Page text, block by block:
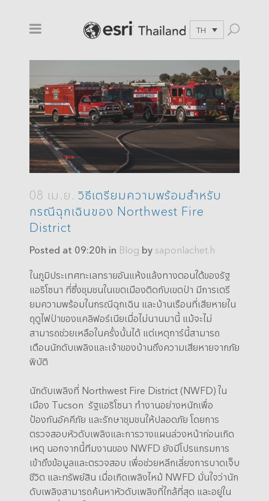
TH
08 เม.ย. วิธีเตรียมความพร้อมสำหรับ
กรณีฉุกเฉินของ Northwest Fire
District
Posted at 09:20h in Blog by saponlachet.h
ในภูมิประเทศทะเลทรายอันแห้งแล้งทางตอนใต้ของรัฐ
แอริโซนา ที่ซึ่งชุมชนในเขตเมืองติดกับเขตป่า มีการเตรี
ยมความพร้อมในกรณีฉุกเฉิน และบ้านเรือนที่เสียหายใน
ฤดูไฟป่าของแคลิฟอร์เนียเมื่อไม่นานมานี้ แม้จะไม่
สามารถช่วยเหลือในครั้งนั้นได้ แต่เหตุการ์นี้สามารถ
เตือนนักดับเพลิงและเจ้าของบ้านถึงความเสียหายจากภัย
พิบัติ
นักดับเพลิงที่ Northwest Fire District (NWFD) ใน
เมือง Tucson รัฐแอริโซนา ทำงานอย่างหนักเพื่อ
ป้องกันอัคคีภัย และรักษาชุมชนให้ปลอดภัย โดยการ
ตรวจสอบหัวดับเพลิงและการวางแผนล่วงหน้าก่อนเกิด
เหตุ นอกจากนี้ทีมงานของ NWFD ยังมีโปรแกรมการ
เข้าถึงข้อมูลและตรวจสอบ เพื่อช่วยหลีกเลี่ยงการบาดเจ็บ
ชีวิต และทรัพย์สิน เมื่อเกิดเพลิงไหม้ NWFD มั่นใจว่านัก
ดับเพลิงสามารถค้นหาหัวดับเพลิงที่ใกล้ที่สุด และอยู่ใน